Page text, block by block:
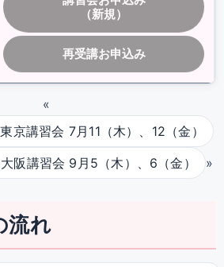
（新規）
再受講お申込み
«
京講習会 7月11（木）、12（金）
阪講習会 9月5（木）、6（金）
»
流れ